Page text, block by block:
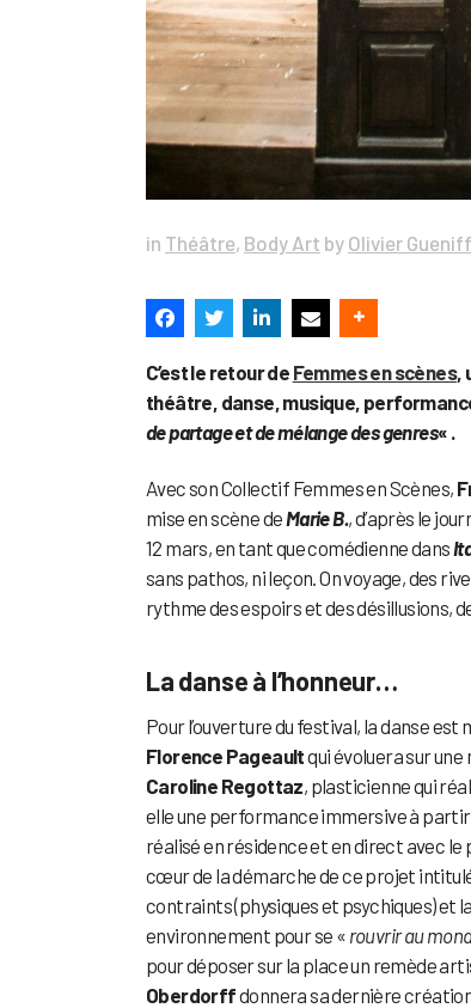
in Théâtre, Body Art by Olivier
C’est le retour de Femmes en scènes,
théâtre, danse, musique,
de partage et de mélange des genres« .
Avec son Collectif Femmes en Scènes,
mise en scène de Marie B., d’après le
12 mars, en tant que comédienne dans
sans pathos, ni leçon. On voyage, des
rythme des espoirs et des désillusions,
La danse à l’honneur…
Pour l’ouverture du festival, la danse est
Florence Pageaultqui évoluera sur une
Caroline Regottaz, plasticienne qui
elle une performance immersive à
réalisé en résidence et en direct avec
cœur de la démarche de ce projet
contraints (physiques et psychiques) et
environnement pour se « rouvrir au
pour déposer sur la place un remède
Oberdorffdonnera sa dernière